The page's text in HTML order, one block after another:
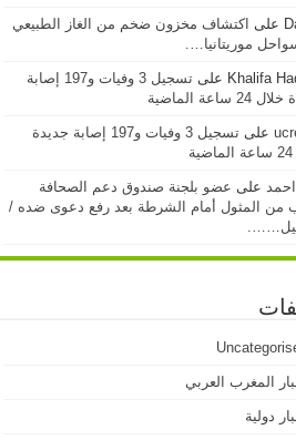
على اكتشاف مخزون ضخم من الغاز الطبيعي
موريتانيا….
Khalifa على
تسجيل 3 وفيات و197 إصابة
ساعة الماضية
على
تسجيل 3 وفيات و197 إصابة جديدة
على عضو بلجنة صندوق دعم الصحافة
من المثول أمام الشرطة بعد رفع دعوى ضده /
المغرب العربي
دولية